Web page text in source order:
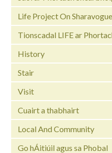
Life Project On
Tionscadal LIFE ar
History
Stair
Visit
Cuairt a thabhairt
Local And Community
Go hÁitiúil agus sa Phobal